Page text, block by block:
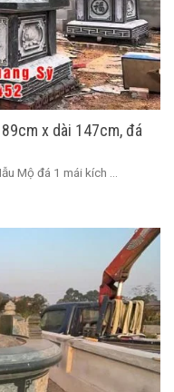
x dài 147cm, đá
Mộ đá 1 mái kích ...